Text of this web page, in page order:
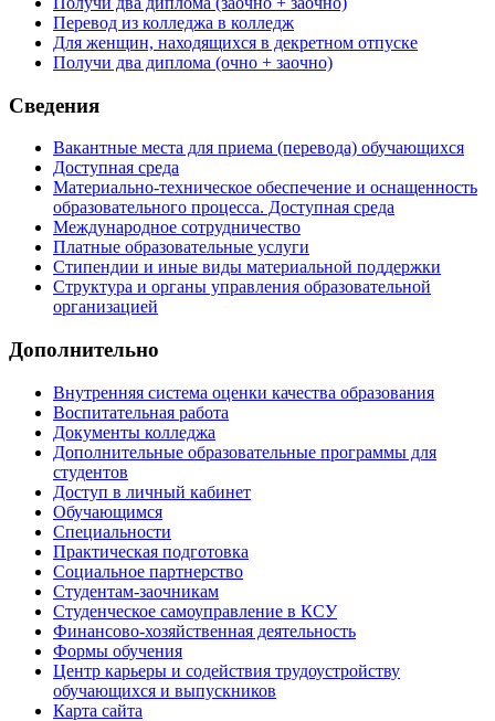
Перевод из колледжа в колледж
Для женщин, находящихся в декретном отпуске
Получи два диплома (очно + заочно)
Сведения
Вакантные места для приема (перевода) обучающихся
Доступная среда
Материально-техническое обеспечение и оснащенность
образовательного процесса. Доступная среда
Международное сотрудничество
Платные образовательные услуги
Стипендии и иные виды материальной поддержки
Структура и органы управления образовательной
организацией
Дополнительно
Внутренняя система оценки качества образования
Воспитательная работа
Документы колледжа
Дополнительные образовательные программы для
студентов
Доступ в личный кабинет
Обучающимся
Специальности
Практическая подготовка
Социальное партнерство
Студентам-заочникам
Студенческое самоуправление в КСУ
Финансово-хозяйственная деятельность
Формы обучения
Центр карьеры и содействия трудоустройству
обучающихся и выпускников
Карта сайта